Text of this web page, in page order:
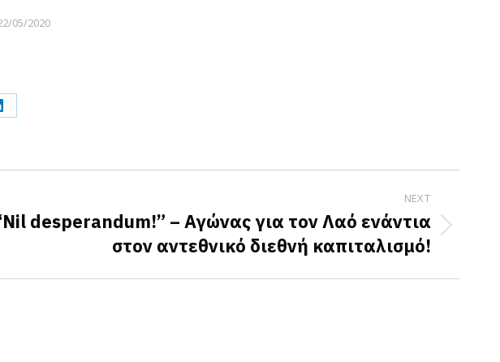
05/2020
NEXT
desperandum!” – Αγώνας για τον Λαό ενάντια
στον αντεθνικό διεθνή καπιταλισμό!